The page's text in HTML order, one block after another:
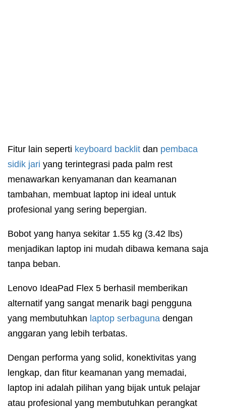
Fitur lain seperti keyboard backlit dan pembaca
sidik jari yang terintegrasi pada palm rest
menawarkan kenyamanan dan keamanan
tambahan, membuat laptop ini ideal untuk
profesional yang sering bepergian.
Bobot yang hanya sekitar 1.55 kg (3.42 lbs)
menjadikan laptop ini mudah dibawa kemana saja
tanpa beban.
Lenovo IdeaPad Flex 5 berhasil memberikan
alternatif yang sangat menarik bagi pengguna
yang membutuhkan laptop serbaguna dengan
anggaran yang lebih terbatas.
Dengan performa yang solid, konektivitas yang
lengkap, dan fitur keamanan yang memadai,
laptop ini adalah pilihan yang bijak untuk pelajar
atau profesional yang membutuhkan perangkat